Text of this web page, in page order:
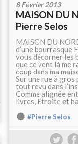
8 Février 2013
MAISON DU
Pierre Selos
MAISON DU
d’une bourrasque
vous décorner les
que ce vent là me
coup dans ma
Sur une rue à gros
tout revu dans
Comme alignée
livres, Etroite et
#Pierre Selos